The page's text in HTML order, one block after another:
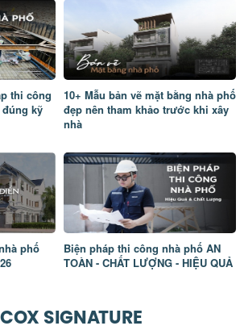
thi công
kỹ
10+ Mẫu bản vẽ mặt bằng nhà phố
đẹp nên tham khảo trước khi xây
nhà
phố
Biện pháp thi công nhà phố AN
TOÀN - CHẤT LƯỢNG - HIỆU QUẢ
SIGNATURE